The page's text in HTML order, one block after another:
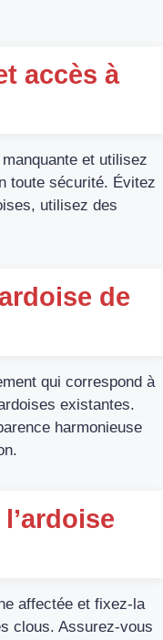
accès à
manquante et utilisez
toute sécurité. Évitez
utilisez des
de
qui correspond à
existantes.
harmonieuse
affectée et fixez-la
clous. Assurez-vous